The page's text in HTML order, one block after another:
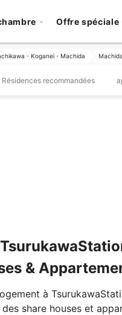
Offre spéciale
・Koganei・Machida Machida
Résidences recommandées
&
à
share houses et